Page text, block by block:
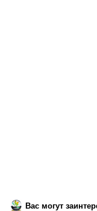
Вас могут